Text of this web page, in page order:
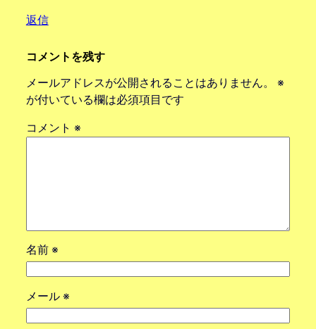
返信
コメントを残す
メールアドレスが公開されることはありません。
※
が付いている欄は必須項目です
コメント ※
名前 ※
メール ※